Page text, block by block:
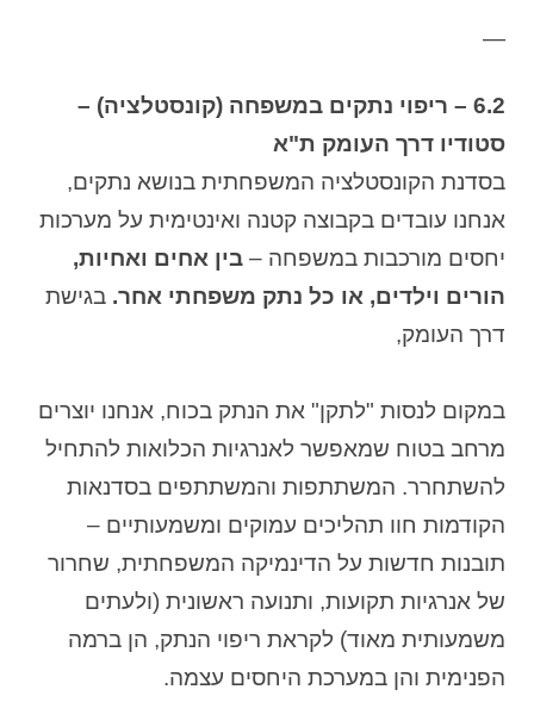
—
6.2 – ריפוי נתקים במשפחה (קונסטלציה) –
סטודיו דרך העומק ת"א
בסדנת הקונסטלציה המשפחתית בנושא נתקים,
אנחנו עובדים בקבוצה קטנה ואינטימית על מערכות
יחסים מורכבות במשפחה – בין אחים ואחיות,
הורים וילדים, או כל נתק משפחתי אחר. בגישת
דרך העומק,
במקום לנסות "לתקן" את הנתק בכוח, אנחנו יוצרים
מרחב בטוח שמאפשר לאנרגיות הכלואות להתחיל
להשתחרר. המשתתפות והמשתתפים בסדנאות
הקודמות חוו תהליכים עמוקים ומשמעותיים –
תובנות חדשות על הדינמיקה המשפחתית, שחרור
של אנרגיות תקועות, ותנועה ראשונית (ולעתים
משמעותית מאוד) לקראת ריפוי הנתק, הן ברמה
הפנימית והן במערכת היחסים עצמה.